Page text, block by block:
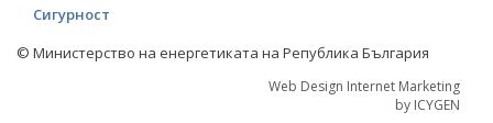
Сигурност
© Министерство на енергетиката на Република България
Web Design Internet Marketing
by ICYGEN